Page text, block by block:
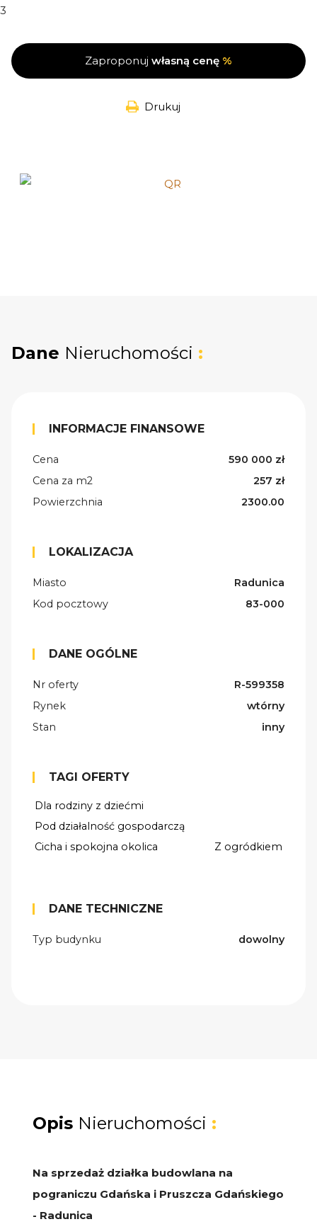
3
Zaproponuj własną cenę %
Drukuj
Dane Nieruchomości :
INFORMACJE FINANSOWE
Cena
590 000 zł
Cena za m2
257 zł
Powierzchnia
2300.00
LOKALIZACJA
Miasto
Radunica
Kod pocztowy
83-000
DANE OGÓLNE
Nr oferty
R-599358
Rynek
wtórny
Stan
inny
TAGI OFERTY
Dla rodziny z dziećmi
Pod działalność gospodarczą
Cicha i spokojna okolica
Z ogródkiem
DANE TECHNICZNE
Typ budynku dowolny
Opis Nieruchomości :
Na sprzedaż działka budowlana na
pograniczu Gdańska i Pruszcza Gdańskiego
- Radunica